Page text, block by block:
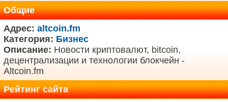
Общие
Адрес: altcoin.fm
Категория: Бизнес
Описание: Новости криптовалют, bitcoin,
децентрализации и технологии блокчейн -
Altcoin.fm
Рейтинг сайта